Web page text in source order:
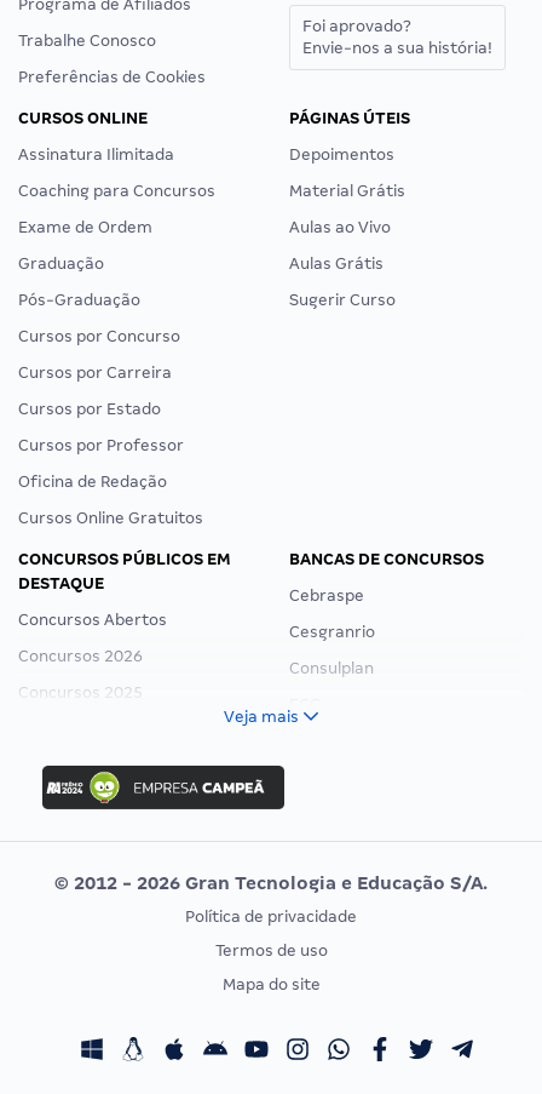
Programa de Afiliados
Trabalhe Conosco
Preferências de Cookies
Foi aprovado?
Envie-nos a sua história!
CURSOS ONLINE
Assinatura Ilimitada
Coaching para Concursos
Exame de Ordem
Graduação
Pós-Graduação
Cursos por Concurso
Cursos por Carreira
Cursos por Estado
Cursos por Professor
Oficina de Redação
Cursos Online Gratuitos
PÁGINAS ÚTEIS
Depoimentos
Material Grátis
Aulas ao Vivo
Aulas Grátis
Sugerir Curso
CONCURSOS PÚBLICOS EM
DESTAQUE
Concursos Abertos
Concursos 2026
Concursos 2025
Concurso Ibama
Concurso MPU
Editais publicados
BANCAS DE CONCURSOS
Cebraspe
Cesgranrio
Consulplan
Vunesp
CONCURSOS POR PROFISSÃO
Concursos Fiscais
EXAME DE ORDEM
Calendário OAB
Veja mais
© 2012 - 2026 Gran Tecnologia e Educação S/A.
Política de privacidade
Termos de uso
Mapa do site